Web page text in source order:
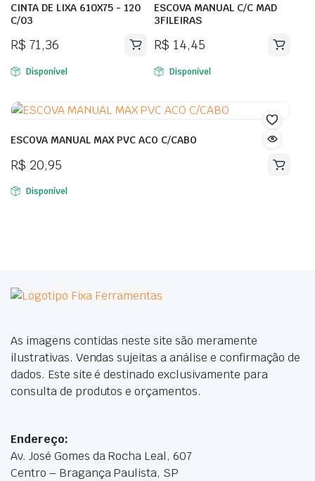
CINTA DE LIXA 610X75 - 120
C/03
R$ 71,36
Disponível
ESCOVA MANUAL C/C MAD
3FILEIRAS
R$ 14,45
Disponível
ESCOVA MANUAL MAX PVC ACO C/CABO
R$ 20,95
Disponível
As imagens contidas neste site são meramente
ilustrativas. Vendas sujeitas a análise e confirmação de
dados. Este site é destinado exclusivamente para
consulta de produtos e orçamentos.
Endereço:
Av. José Gomes da Rocha Leal, 607
Centro – Bragança Paulista, SP